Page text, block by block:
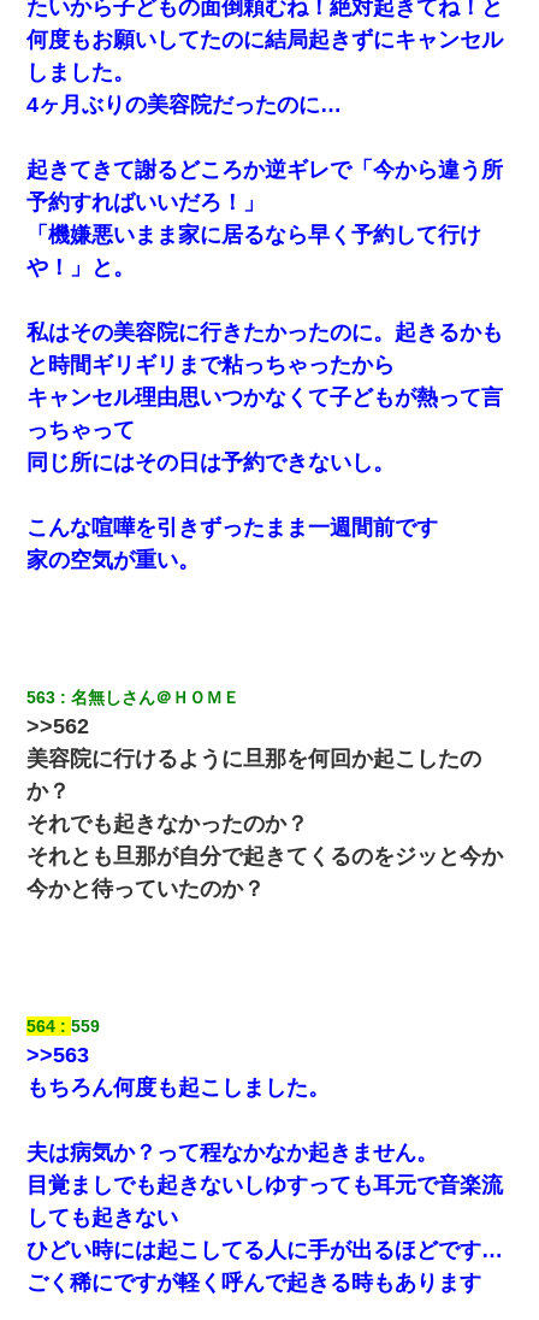
出張中の旦那から『フリンしやがって、このクズ』と電話が。私
「本当に家まで来たの？証拠は？」旦那「俺の言葉が信じられな
いのか！」→ 離婚後
彼女(37)の情欲がえげつない件ｗｗｗｗｗｗｗ
日航機墜落事故の「ここからは日本語で大丈夫ですよ〜」の絶望
感がヤバイ・・・
新卒の女性社員に1年半ストーカーされていた。俺「マジで怖い」
上司「話をしてみる」→女性社員「実は10数年前に…」
全く親しくないママ友Aから突然「飲み会しよう」と誘われたがお
断りした。後日Aの企みを知ってゾッとするやら腹立つやら！
彼氏の家に泊まる事になり、ゲームで盛り上がってさぁ寝よう！
と電気を消すとミシッって音が…彼「ちょっと待ってて」→勢い
よくドアを開けるとなんと…
結果…｜生活｜ワロタあんてな
居酒屋にて。兄の紹介者「お酒飲みなって」私「未成年なので無
理です！」酷すぎるワードの連発で、耐えきれず店員に5千円を渡
し「お勘定です。逃がして下さい」その後、録音内容を父に聞か
せたら...
22歳の頃、父に36歳の男性とお見合いをしてくれと頼まれた。父
の親会社の経営者の息子さんだったので、父も喜んで私の写真を
送ったんだが→
さっき嫁から、「愛しています」ってメールが届いた。俺も「愛
32歳ワイ、34歳の可愛い女と付き合うも現実を知ってしまい無事
死亡・・・
父親がくも膜下出血で突然ﾀﾋ。→母の貯金が0なことが判明。→母
「私を家に置いてほしい、どうか見捨てないで(土下座」俺・嫁
「…」
男だけどリベンジポノレノの被害者になって未だに人生が立ち直
せない
たいから子どもの面倒頼むね！絶対起きてね！と
何度もお願いしてたのに結局起きずにキャンセル
しました。
4ヶ月ぶりの美容院だったのに…
起きてきて謝るどころか逆ギレで「今から違う所
予約すればいいだろ！」
「機嫌悪いまま家に居るなら早く予約して行け
や！」と。
私はその美容院に行きたかったのに。起きるかも
と時間ギリギリまで粘っちゃったから
キャンセル理由思いつかなくて子どもが熱って言
っちゃって
同じ所にはその日は予約できないし。
こんな喧嘩を引きずったまま一週間前です
家の空気が重い。
563 名無しさん＠ＨＯＭＥ
>>562
美容院に行けるように旦那を何回か起こしたの
か？
それでも起きなかったのか？
それとも旦那が自分で起きてくるのをジッと今か
今かと待っていたのか？
564 559
>>563
もちろん何度も起こしました。
夫は病気か？って程なかなか起きません。
目覚ましでも起きないしゆすっても耳元で音楽流
しても起きない
ひどい時には起こしてる人に手が出るほどです…
ごく稀にですが軽く呼んで起きる時もあります